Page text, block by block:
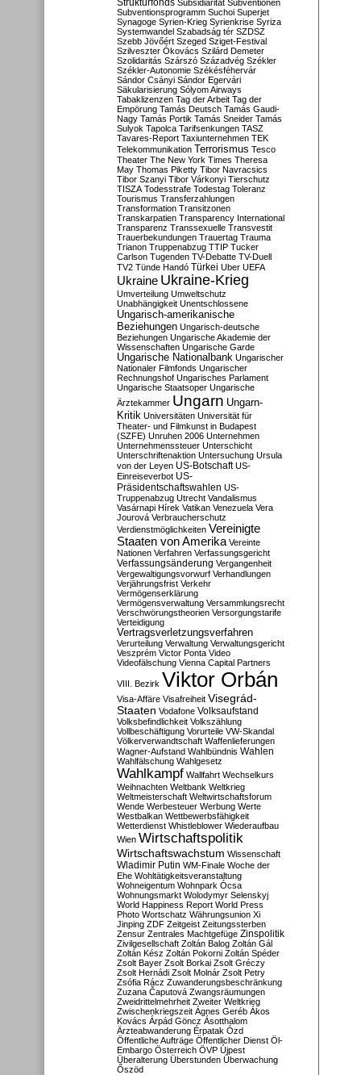
Subsidiarität Subventionen
Subventionsprogramm Suchoi Superjet
Synagoge Syrien-Krieg Syrienkrise Syriza
Systemwandel Szabadság tér SZDSZ
Szebb Jövőért Szeged Sziget-Festival
Szilveszter Ókovács Szilárd Demeter
Szolidaritás Szárszó Századvég Székler
Székler-Autonomie Székésféhervár
Sándor Csányi Sándor Egervári
Säkularisierung Sólyom Airways
Tabaklizenzen Tag der Arbeit Tag der
Empörung Tamás Deutsch Tamás Gaudi-
Nagy Tamás Portik Tamás Sneider Tamás
Sulyok Tapolca Tarifsenkungen TASZ
Tavares-Report Taxiunternehmen TEK
Telekommunikation Terrorismus Tesco
Theater The New York Times Theresa
May Thomas Piketty Tibor Navracsics
Tibor Szanyi Tibor Várkonyi Tierschutz
TISZA Todesstrafe Todestag Toleranz
Tourismus Transferzahlungen
Transformation Transitzonen
Transkarpatien Transparency International
Transparenz Transsexuelle Transvestit
Trauerbekundungen Trauertag Trauma
Trianon Truppenabzug TTIP Tucker
Carlson Tugenden TV-Debatte TV-Duell
TV2 Tünde Handó Türkei Uber UEFA
Ukraine Ukraine-Krieg
Umverteilung Umweltschutz
Unabhängigkeit Unentschlossene
Ungarisch-amerikanische
Beziehungen Ungarisch-deutsche
Beziehungen Ungarische Akademie der
Wissenschaften Ungarische Garde
Ungarische Nationalbank Ungarischer
Nationaler Filmfonds Ungarischer
Rechnungshof Ungarisches Parlament
Ungarische Staatsoper Ungarische
Ärztekammer Ungarn Ungarn-
Kritik Universitäten Universität für
Theater- und Filmkunst in Budapest
(SZFE) Unruhen 2006 Unternehmen
Unternehmenssteuer Unterschicht
Unterschriftenaktion Untersuchung Ursula
von der Leyen US-Botschaft US-
Einreiseverbot US-
Präsidentschaftswahlen US-
Truppenabzug Utrecht Vandalismus
Vasárnapi Hírek Vatikan Venezuela Vera
Jourová Verbraucherschutz
Verdienstmöglichkeiten Vereinigte
Staaten von Amerika Vereinte
Nationen Verfahren Verfassungsgericht
Verfassungsänderung Vergangenheit
Vergewaltigungsvorwurf Verhandlungen
Verjährungsfrist Verkehr
Vermögenserklärung
Vermögensverwaltung Versammlungsrecht
Verschwörungstheorien Versorgungstarife
Verteidigung
Vertragsverletzungsverfahren
Verurteilung Verwaltung Verwaltungsgericht
Veszprém Victor Ponta Video
Videofälschung Vienna Capital Partners
VIII. Bezirk Viktor Orbán
Visa-Affäre Visafreiheit Visegrád-
Staaten Vodafone Volksaufstand
Volksbefindlichkeit Volkszählung
Vollbeschäftigung Vorurteile VW-Skandal
Völkerverwandtschaft Waffenlieferungen
Wagner-Aufstand Wahlbündnis Wahlen
Wahlfälschung Wahlgesetz
Wahlkampf Wallfahrt Wechselkurs
Weihnachten Weltbank Weltkrieg
Weltmeisterschaft Weltwirtschaftsforum
Wende Werbesteuer Werbung Werte
Westbalkan Wettbewerbsfähigkeit
Wetterdienst Whistleblower Wiederaufbau
Wien Wirtschaftspolitik
Wirtschaftswachstum Wissenschaft
Wladimir Putin WM-Finale Woche der
Ehe Wohltätigkeitsveranstaltung
Wohneigentum Wohnpark Ócsa
Wohnungsmarkt Wolodymyr Selenskyj
World Happiness Report World Press
Photo Wortschatz Währungsunion Xi
Jinping ZDF Zeitgeist Zeitungssterben
Zensur Zentrales Machtgefüge Zinspolitik
Zivilgesellschaft Zoltán Balog Zoltán Gál
Zoltán Kész Zoltán Pokorni Zoltán Spéder
Zsolt Bayer Zsolt Borkai Zsolt Gréczy
Zsolt Hernádi Zsolt Molnár Zsolt Petry
Zsófia Rácz Zuwanderungsbeschränkung
Zuzana Čaputová Zwangsräumungen
Zweidrittelmehrheit Zweiter Weltkrieg
Zwischenkriegszeit Ágnes Geréb Ákos
Kovács Árpád Göncz Ásotthalom
Ärzteabwanderung Érpatak Ózd
Öffentliche Aufträge Öffentlicher Dienst Öl-
Embargo Österreich ÖVP Újpest
Überalterung Überstunden Überwachung
Őszöd